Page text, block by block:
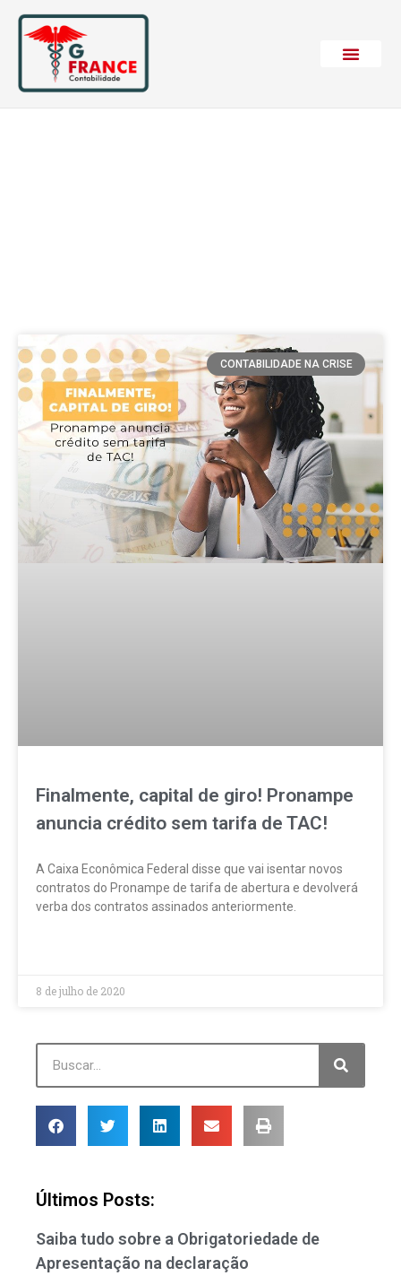
CONTABILIDADE NA CRISE
Finalmente, capital de giro! Pronampe
anuncia crédito sem tarifa de TAC!
A Caixa Econômica Federal disse que vai isentar novos
contratos do Pronampe de tarifa de abertura e devolverá
verba dos contratos assinados anteriormente.
8 de julho de 2020
Últimos Posts:
Saiba tudo sobre a Obrigatoriedade de
Apresentação na declaração